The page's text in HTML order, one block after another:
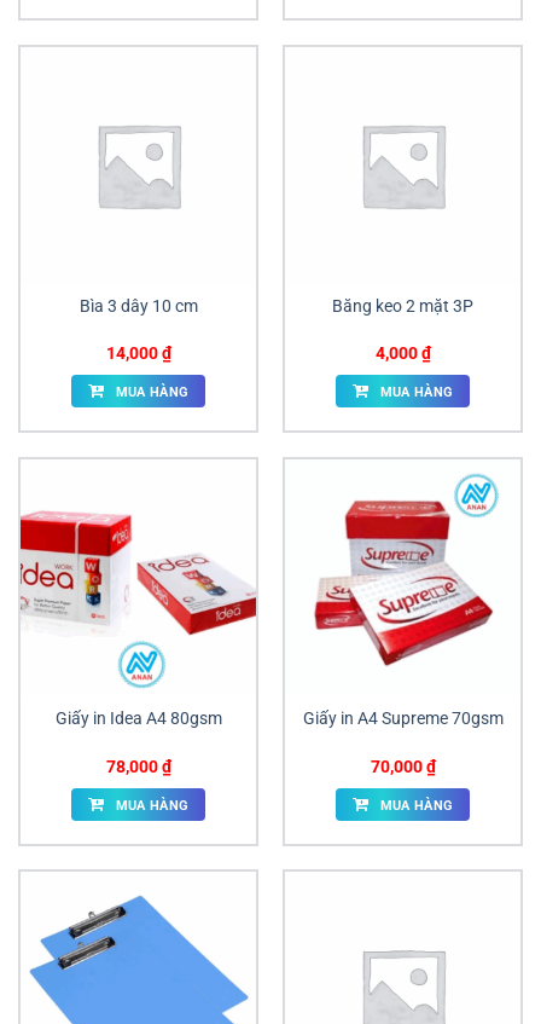
Bìa 3 dây 10 cm
14,000₫
MUA HÀNG
Băng keo 2 mặt 3P
4,000₫
MUA HÀNG
Giấy in Idea A4 80gsm
78,000₫
MUA HÀNG
Giấy in A4 Supreme 70gsm
70,000₫
MUA HÀNG